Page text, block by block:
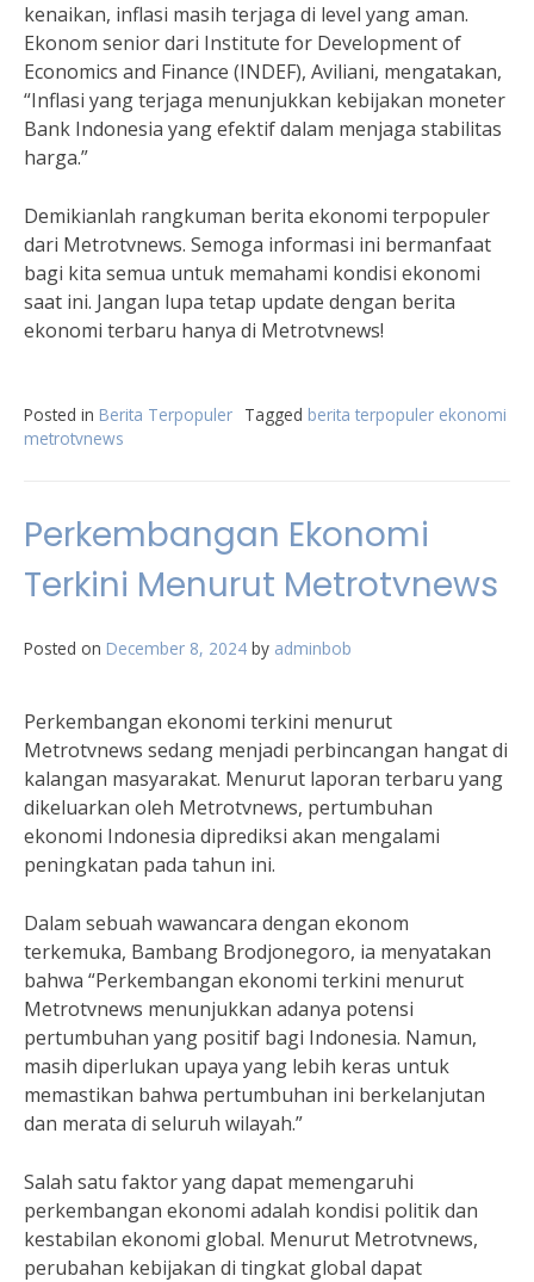
kenaikan, inflasi masih terjaga di level yang aman.
Ekonom senior dari Institute for Development of
Economics and Finance (INDEF), Aviliani, mengatakan,
“Inflasi yang terjaga menunjukkan kebijakan moneter
Bank Indonesia yang efektif dalam menjaga stabilitas
harga.”
Demikianlah rangkuman berita ekonomi terpopuler
dari Metrotvnews. Semoga informasi ini bermanfaat
bagi kita semua untuk memahami kondisi ekonomi
saat ini. Jangan lupa tetap update dengan berita
ekonomi terbaru hanya di Metrotvnews!
Posted in Berita Terpopuler Tagged berita terpopuler ekonomi
metrotvnews
Perkembangan Ekonomi
Terkini Menurut Metrotvnews
Posted on December 8, 2024 by adminbob
Perkembangan ekonomi terkini menurut
Metrotvnews sedang menjadi perbincangan hangat di
kalangan masyarakat. Menurut laporan terbaru yang
dikeluarkan oleh Metrotvnews, pertumbuhan
ekonomi Indonesia diprediksi akan mengalami
peningkatan pada tahun ini.
Dalam sebuah wawancara dengan ekonom
terkemuka, Bambang Brodjonegoro, ia menyatakan
bahwa “Perkembangan ekonomi terkini menurut
Metrotvnews menunjukkan adanya potensi
pertumbuhan yang positif bagi Indonesia. Namun,
masih diperlukan upaya yang lebih keras untuk
memastikan bahwa pertumbuhan ini berkelanjutan
dan merata di seluruh wilayah.”
Salah satu faktor yang dapat memengaruhi
perkembangan ekonomi adalah kondisi politik dan
kestabilan ekonomi global. Menurut Metrotvnews,
perubahan kebijakan di tingkat global dapat